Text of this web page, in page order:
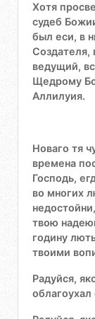
Хотя
судеб
был еси, в
Создателя,
ведущий,
Щедрому
Аллилуия.
Новаго тя
времена
Господь,
во многих
твою
годину
твоими
Радуйся,
облагоухал